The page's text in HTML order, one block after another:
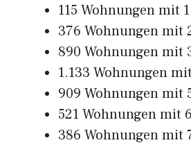
115 Wohnungen mit
376 Wohnungen mit
890 Wohnungen mit
1.133 Wohnungen
909 Wohnungen mit
521 Wohnungen mit
386 Wohnungen mit